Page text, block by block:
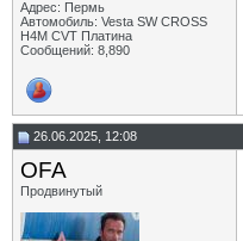
Адрес: Пермь
Автомобиль: Vesta SW CROSS
H4M CVT Платина
Сообщений: 8,890
26.06.2025, 12:08
OFA
Продвинутый